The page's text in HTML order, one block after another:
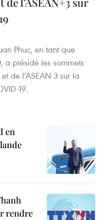
Phuc, en tant que
a présidé les sommets
de l’ASEAN 3 sur la
19.
en
rendre